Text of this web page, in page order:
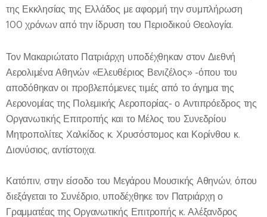
της Εκκλησίας της Ελλάδος με αφορμή την συμπλήρωση
100 χρόνων από την ίδρυση του Περιοδικού Θεολογία.
Τον Μακαριώτατο Πατριάρχη υποδέχθηκαν στον Διεθνή
Αερολιμένα Αθηνών «Ελευθέριος Βενιζέλος» -όπου του
αποδόθηκαν οι προβλεπόμενες τιμές από το άγημα της
Αερονομίας της Πολεμικής Αεροπορίας- ο Αντιπρόεδρος της
Οργανωτικής Επιτροπής και το Μέλος του Συνεδρίου
Μητροπολίτες Χαλκίδος κ. Χρυσόστομος και Κορίνθου κ.
Διονύσιος, αντίστοιχα.
Κατόπιν, στην είσοδο του Μεγάρου Μουσικής Αθηνών, όπου
διεξάγεται το Συνέδριο, υποδέχθηκε τον Πατριάρχη ο
Γραμματέας της Οργανωτικής Επιτροπής κ. Αλέξανδρος